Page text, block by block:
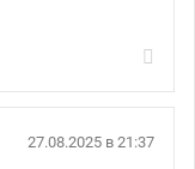
27.08.2025 в 21:37